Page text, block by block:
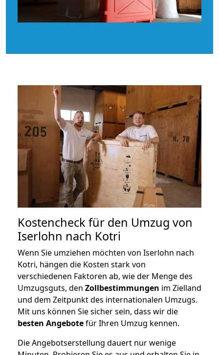
Kostencheck für den Umzug von
Iserlohn nach Kotri
Wenn Sie umziehen möchten von Iserlohn nach
Kotri, hängen die Kosten stark von
verschiedenen Faktoren ab, wie der Menge des
Umzugsguts, den Zollbestimmungen im Zielland
und dem Zeitpunkt des internationalen Umzugs.
Mit uns können Sie sicher sein, dass wir die
besten Angebotefür Ihren Umzug kennen.
Die Angebotserstellung dauert nur wenige